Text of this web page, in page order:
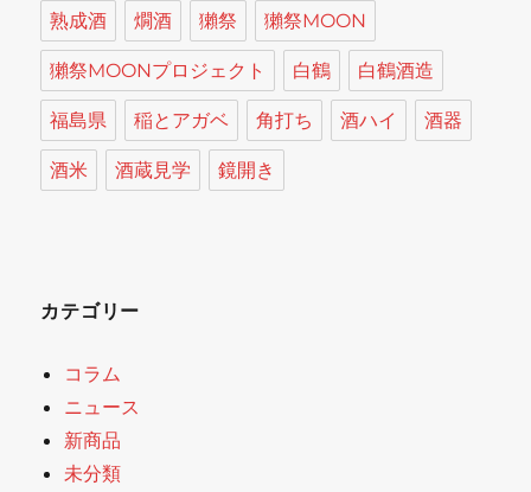
熟成酒 燗酒 獺祭 獺祭MOON
獺祭MOONプロジェクト 白鶴 白鶴酒造
福島県 稲とアガベ 角打ち 酒ハイ 酒器
酒米 酒蔵見学 鏡開き
カテゴリー
コラム
ニュース
新商品
未分類